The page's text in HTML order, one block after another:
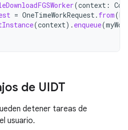
(context :
= OneTimeWorkRequest. from(
(context). enqueue(
de UIDT
detener tareas de
usuario.